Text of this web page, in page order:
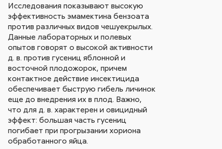
Исследования показывают высокую
эффективность эмамектина бензоата
против различных видов чешуекрылых.
Данные лабораторных и полевых
опытов говорят о высокой активности
д. в. против гусениц яблонной и
восточной плодожорок, причем
контактное действие инсектицида
обеспечивает быструю гибель личинок
еще до внедрения их в плод. Важно,
что для д. в. характерен и овицидный
эффект: большая часть гусениц
погибает при прогрызании хориона
обработанного яйца.